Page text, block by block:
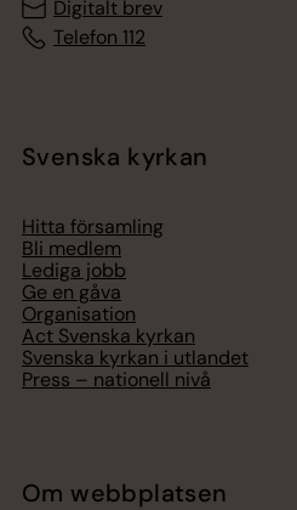
Digitalt brev
Telefon 112
Svenska kyrkan
Hitta församling
Bli medlem
Lediga jobb
Ge en gåva
Organisation
Act Svenska kyrkan
Svenska kyrkan i utlandet
Press – nationell nivå
Om webbplatsen